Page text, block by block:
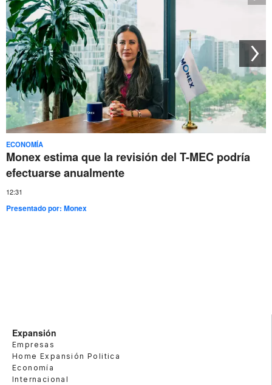
ECONOMÍA
Monex estima que la revisión del T-MEC podría
efectuarse anualmente
12:31
Presentado por:Monex
Expansión
Empresas
Home Expansión Politica
Economía
Internacional